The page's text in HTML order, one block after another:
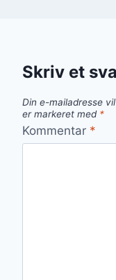
Skriv et
Din e-mailadresse
er markeret med *
Kommentar *